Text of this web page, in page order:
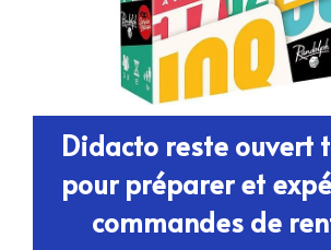
Didacto reste ouvert
pour préparer et
commandes de